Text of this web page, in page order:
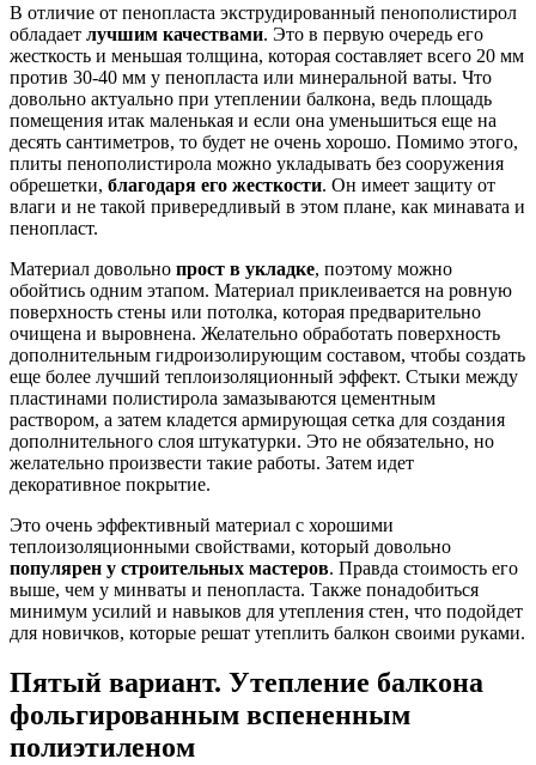
В отличие от пенопласта экструдированный пенополистирол
обладает лучшим качествами. Это в первую очередь его
жесткость и меньшая толщина, которая составляет всего 20 мм
против 30-40 мм у пенопласта или минеральной ваты. Что
довольно актуально при утеплении балкона, ведь площадь
помещения итак маленькая и если она уменьшиться еще на
десять сантиметров, то будет не очень хорошо. Помимо этого,
плиты пенополистирола можно укладывать без сооружения
обрешетки, благодаря его жесткости. Он имеет защиту от
влаги и не такой привередливый в этом плане, как минавата и
пенопласт.
Материал довольно прост в укладке, поэтому можно
обойтись одним этапом. Материал приклеивается на ровную
поверхность стены или потолка, которая предварительно
очищена и выровнена. Желательно обработать поверхность
дополнительным гидроизолирующим составом, чтобы создать
еще более лучший теплоизоляционный эффект. Стыки между
пластинами полистирола замазываются цементным
раствором, а затем кладется армирующая сетка для создания
дополнительного слоя штукатурки. Это не обязательно, но
желательно произвести такие работы. Затем идет
декоративное покрытие.
Это очень эффективный материал с хорошими
теплоизоляционными свойствами, который довольно
популярен у строительных мастеров. Правда стоимость его
выше, чем у минваты и пенопласта. Также понадобиться
минимум усилий и навыков для утепления стен, что подойдет
для новичков, которые решат утеплить балкон своими руками.
Пятый вариант. Утепление балкона
фольгированным вспененным
полиэтиленом